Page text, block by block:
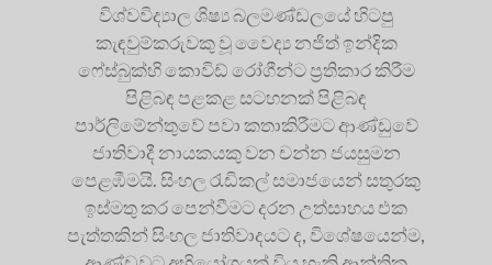
විශ්වවිද්‍යාල ශිෂ්‍ය බලමණ්ඩලයේ හිටපු
කැඳවුම්කරුවකු වූ වෛද්‍ය නජිත් ඉන්දික
ෆේස්බුක්හි කොවිඩ් රෝගීන්ට ප්‍රතිකාර කිරීම
පිළිබඳ පළකළ සටහනක් පිළිබඳ
පාර්ලිමේන්තුවේ පවා කතාකිරීමට ආණ්ඩුවේ
ජාතිවාදී නායකයකු වන චන්න ජයසුමන
පෙළඹීමයි. සිංහල රැඩිකල් සමාජයෙන් සතුරකු
ඉස්මතු කර පෙන්වීමට දරන උත්සාහය එක
පැත්තකින් සිංහල ජාතිවාදයට ද, විශේෂයෙන්ම,